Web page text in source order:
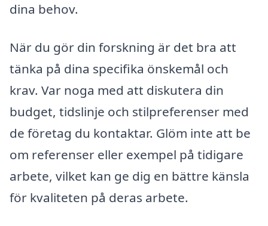
dina behov.
När du gör din forskning är det bra att
tänka på dina specifika önskemål och
krav. Var noga med att diskutera din
budget, tidslinje och stilpreferenser med
de företag du kontaktar. Glöm inte att be
om referenser eller exempel på tidigare
arbete, vilket kan ge dig en bättre känsla
för kvaliteten på deras arbete.